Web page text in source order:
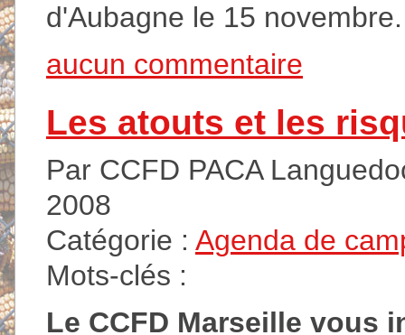
d'Aubagne le 15 novembre.
aucun commentaire
Les atouts et les
Par CCFD PACA
2008
Catégorie : Agenda de
Mots-clés :
Le CCFD Marseille vous